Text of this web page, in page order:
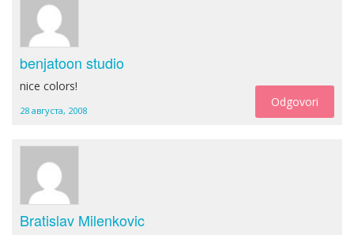
benjatoon studio
nice colors!
28 августа, 2008
Odgovori
Bratislav Milenkovic